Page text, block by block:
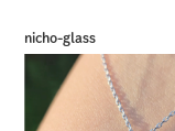
nicho-glass